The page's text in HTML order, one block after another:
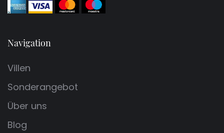
Navigation
Villen
Sonderangebot
Über uns
Blog